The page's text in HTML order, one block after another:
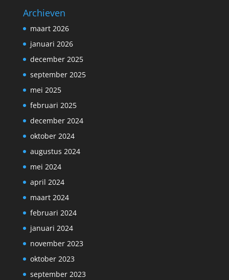
Archieven
maart 2026
januari 2026
december 2025
september 2025
mei 2025
februari 2025
december 2024
oktober 2024
augustus 2024
mei 2024
april 2024
maart 2024
februari 2024
januari 2024
november 2023
oktober 2023
september 2023